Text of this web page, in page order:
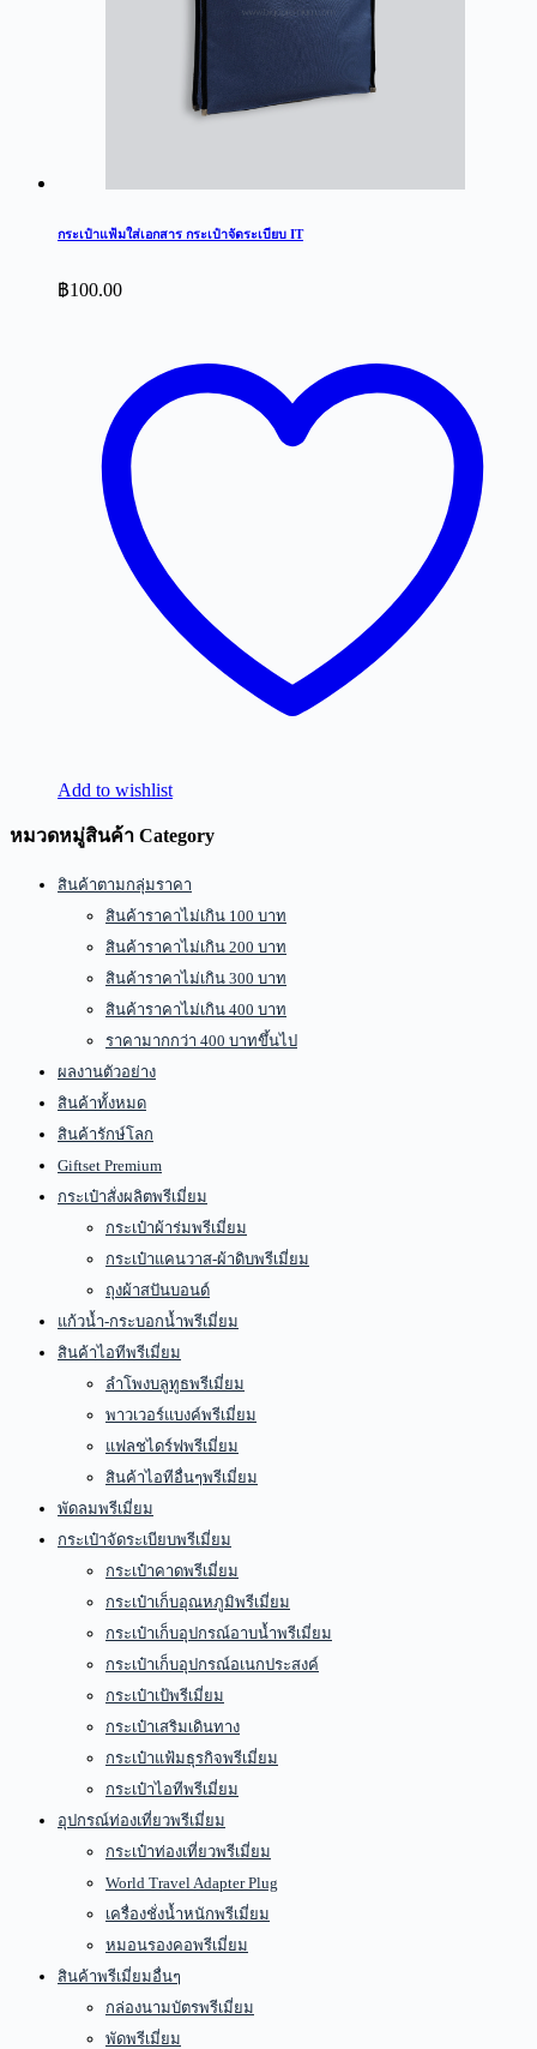
กระเป๋าแฟ้มใส่เอกสาร กระเป๋าจัดระเบียบ IT
฿100.00
Add to wishlist
หมวดหมู่สินค้า Category
สินค้าตามกลุ่มราคา
สินค้าราคาไม่เกิน 100 บาท
สินค้าราคาไม่เกิน 200 บาท
สินค้าราคาไม่เกิน 300 บาท
สินค้าราคาไม่เกิน 400 บาท
ราคามากกว่า 400 บาทขึ้นไป
ผลงานตัวอย่าง
สินค้าทั้งหมด
สินค้ารักษ์โลก
Giftset Premium
กระเป๋าสั่งผลิตพรีเมี่ยม
กระเป๋าผ้าร่มพรีเมี่ยม
กระเป๋าแคนวาส-ผ้าดิบพรีเมี่ยม
ถุงผ้าสปันบอนด์
แก้วน้ำ-กระบอกน้ำพรีเมี่ยม
สินค้าไอทีพรีเมี่ยม
ลำโพงบลูทูธพรีเมี่ยม
พาวเวอร์แบงค์พรีเมี่ยม
แฟลชไดร์ฟพรีเมี่ยม
สินค้าไอทีอื่นๆพรีเมี่ยม
พัดลมพรีเมี่ยม
กระเป๋าจัดระเบียบพรีเมี่ยม
กระเป๋าคาดพรีเมี่ยม
กระเป๋าเก็บอุณหภูมิพรีเมี่ยม
กระเป๋าเก็บอุปกรณ์อาบน้ำพรีเมี่ยม
กระเป๋าเก็บอุปกรณ์อเนกประสงค์
กระเป๋าเป้พรีเมี่ยม
กระเป๋าเสริมเดินทาง
กระเป๋าแฟ้มธุรกิจพรีเมี่ยม
กระเป๋าไอทีพรีเมี่ยม
อุปกรณ์ท่องเที่ยวพรีเมี่ยม
กระเป๋าท่องเที่ยวพรีเมี่ยม
World Travel Adapter Plug
เครื่องชั่งน้ำหนักพรีเมี่ยม
หมอนรองคอพรีเมี่ยม
สินค้าพรีเมี่ยมอื่นๆ
กล่องนามบัตรพรีเมี่ยม
พัดพรีเมี่ยม